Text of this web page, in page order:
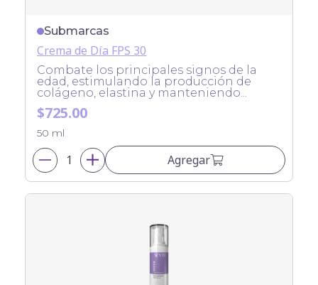
Submarcas
Crema de Día FPS 30
Combate los principales signos de la
edad, estimulando la producción de
colágeno, elastina y manteniendo...
$725.00
50 ml
Agregar